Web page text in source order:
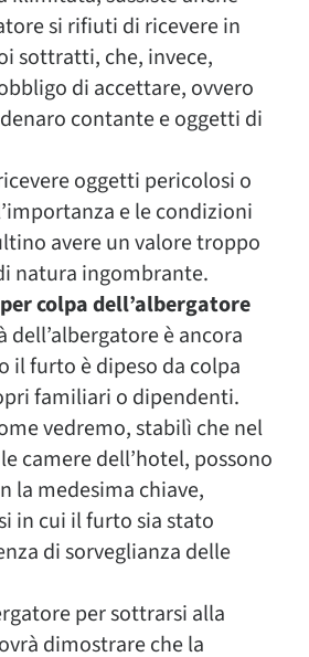
si rifiuti di ricevere in
sottratti, che, invece,
di accettare, ovvero
contante e oggetti di
oggetti pericolosi o
e le condizioni
avere un valore troppo
natura ingombrante.
colpa dell’albergatore
dell’albergatore è ancora
il furto è dipeso da colpa
familiari o dipendenti.
vedremo, stabilì che nel
camere dell’hotel, possono
la medesima chiave,
in cui il furto sia stato
di sorveglianza delle
per sottrarsi alla
dimostrare che la